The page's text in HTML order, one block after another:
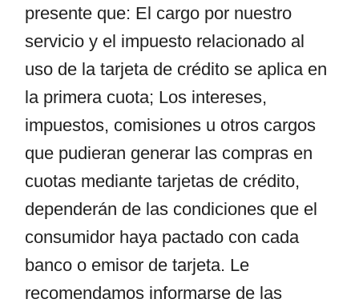
presente que: El cargo por nuestro
servicio y el impuesto relacionado al
uso de la tarjeta de crédito se aplica en
la primera cuota; Los intereses,
impuestos, comisiones u otros cargos
que pudieran generar las compras en
cuotas mediante tarjetas de crédito,
dependerán de las condiciones que el
consumidor haya pactado con cada
banco o emisor de tarjeta. Le
recomendamos informarse de las